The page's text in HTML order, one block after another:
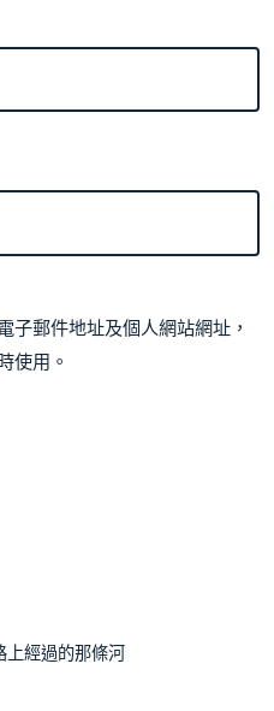
子郵件地址及個人網站網址，
使用。
上經過的那條河